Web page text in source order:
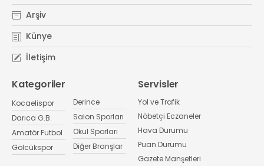
Arşiv
Künye
İletişim
Kategoriler
Kocaelispor
Darıca G.B.
Amatör Futbol
Gölcükspor
Derince
Salon Sporları
Okul Sporları
Diğer Branşlar
Servisler
Yol ve Trafik
Nöbetçi Eczaneler
Hava Durumu
Puan Durumu
Gazete Manşetleri